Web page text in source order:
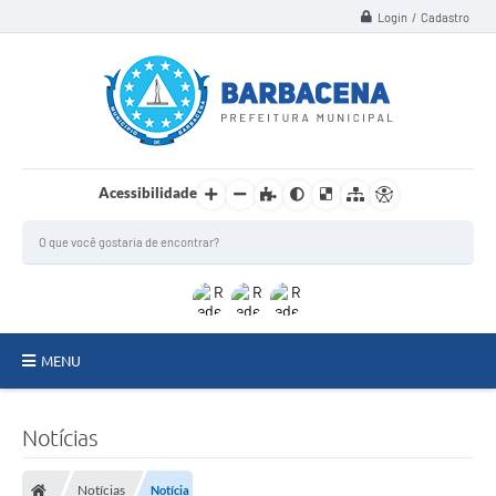
Login / Cadastro
Acessibilidade
MENU
Notícias
Notícias Notícia